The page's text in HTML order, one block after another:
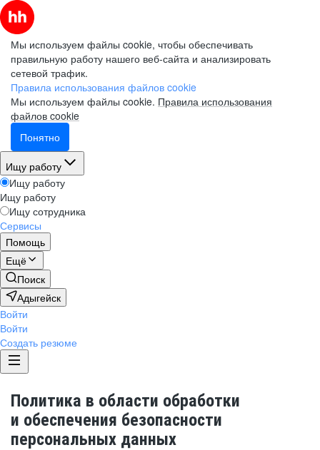
Мы используем файлы cookie, чтобы обеспечивать
правильную работу нашего веб-сайта и анализировать
сетевой трафик.
Правила использования файлов cookie
Мы используем файлы cookie. Правила использования
файлов cookie
Понятно
Ищу работу
Ищу работу
Ищу работу
Ищу сотрудника
Сервисы
Помощь
Ещё
Поиск
Адыгейск
Войти
Войти
Создать резюме
Политика в области обработки
и обеспечения безопасности
персональных данных